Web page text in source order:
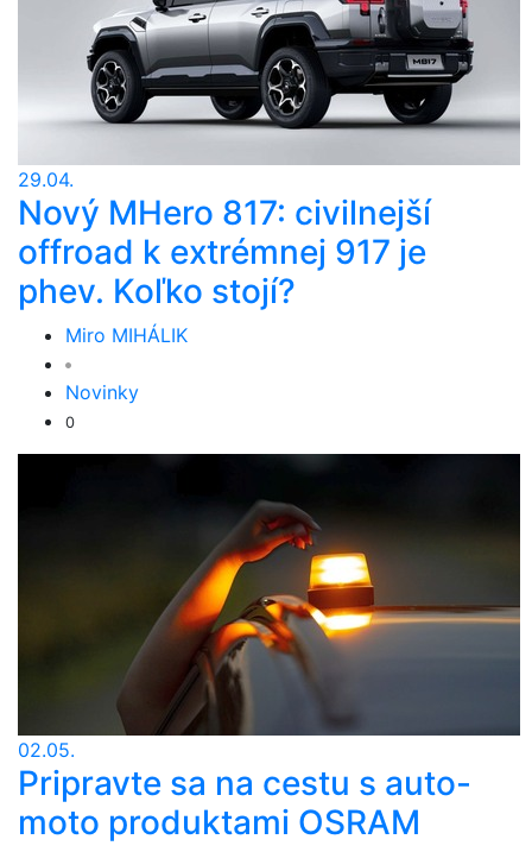
29.04.
Nový MHero 817: civilnejší
offroad k extrémnej 917 je
phev. Koľko stojí?
Miro MIHÁLIK
Novinky
0
02.05.
Pripravte sa na cestu s auto-
moto produktami OSRAM